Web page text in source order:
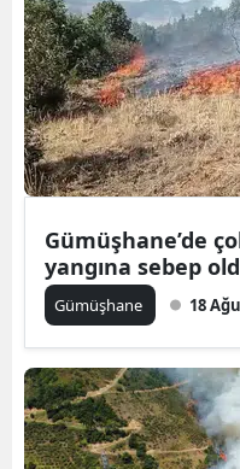
Gümüşhane’de
yangına sebep
Gümüşhane 18